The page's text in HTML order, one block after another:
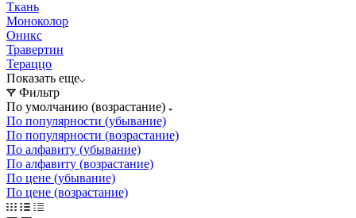
Ткань
Моноколор
Оникс
Травертин
Тераццо
Показать еще
Фильтр
По умолчанию (возрастание)
По популярности (убывание)
По популярности (возрастание)
По алфавиту (убывание)
По алфавиту (возрастание)
По цене (убывание)
По цене (возрастание)